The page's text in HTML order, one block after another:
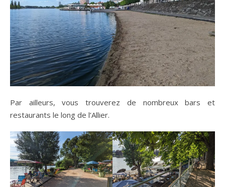
Par ailleurs, vous trouverez de nombreux bars et
restaurants le long de l’Allier.